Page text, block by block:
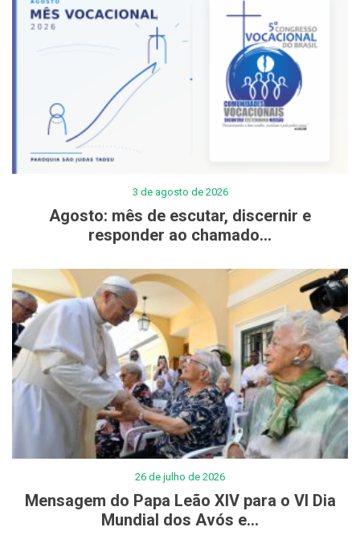
3 de agosto de 2026
Agosto: mês de escutar, discernir e
responder ao chamado...
26 de julho de 2026
Mensagem do Papa Leão XIV para o VI Dia
Mundial dos Avós e...